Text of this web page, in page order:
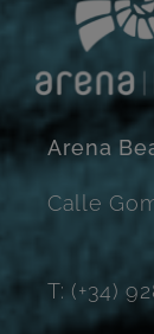
Arena
Calle
T: (+34)